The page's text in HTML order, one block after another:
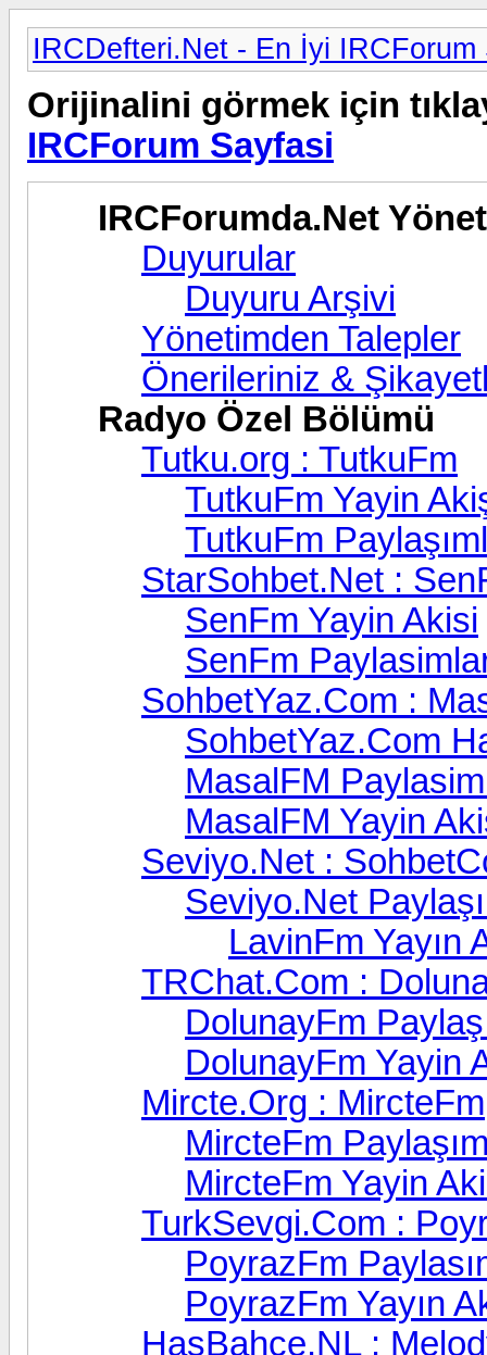
IRCDefteri.Net - En İyi IRCForum
Orijinalini görmek için
IRCForum Sayfasi
IRCForumda.Net
Duyurular
Duyuru Arşivi
Yönetimden Talepler
Önerileriniz &
Radyo Özel Bölümü
Tutku.org : TutkuFm
TutkuFm Yayin
TutkuFm
StarSohbet.Net :
SenFm Yayin Akisi
SenFm
SohbetYaz.Com :
SohbetYaz.Com
MasalFM
MasalFM Yayin
Seviyo.Net :
Seviyo.Net
LavinFm Yayın
TRChat.Com :
DolunayFm
DolunayFm Yayin
Mircte.Org : MircteFm
MircteFm
MircteFm Yayin
TurkSevgi.Com :
PoyrazFm
PoyrazFm Yayın
HasBahce.NL :